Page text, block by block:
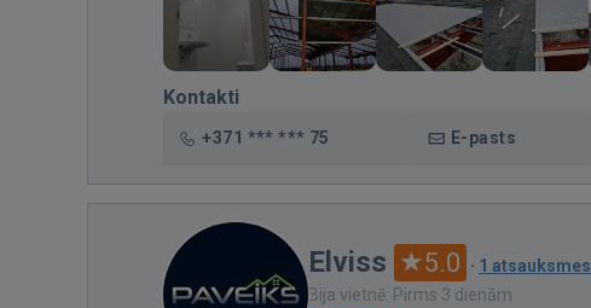
Kontakti
+371 *** *** 75 E-pasts
Elviss 5.0 · 1 atsauksmes
Bija vietnē: Pirms 3 dienām